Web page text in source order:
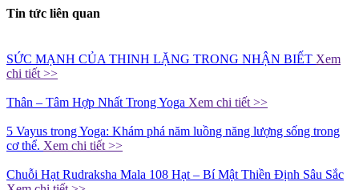
Tin tức liên quan
SỨC MẠNH CỦA THINH LẶNG TRONG NHẬN BIẾT Xem
chi tiết >>
Thân – Tâm Hợp Nhất Trong Yoga Xem chi tiết >>
5 Vayus trong Yoga: Khám phá năm luồng năng lượng sống trong
cơ thể. Xem chi tiết >>
Chuỗi Hạt Rudraksha Mala 108 Hạt – Bí Mật Thiền Định Sâu Sắc